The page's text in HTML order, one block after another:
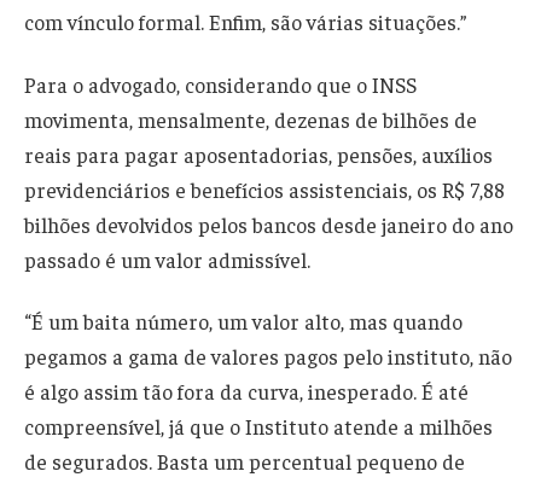
com vínculo formal. Enfim, são várias situações.”
Para o advogado, considerando que o INSS
movimenta, mensalmente, dezenas de bilhões de
reais para pagar aposentadorias, pensões, auxílios
previdenciários e benefícios assistenciais, os R$ 7,88
bilhões devolvidos pelos bancos desde janeiro do ano
passado é um valor admissível.
“É um baita número, um valor alto, mas quando
pegamos a gama de valores pagos pelo instituto, não
é algo assim tão fora da curva, inesperado. É até
compreensível, já que o Instituto atende a milhões
de segurados. Basta um percentual pequeno de